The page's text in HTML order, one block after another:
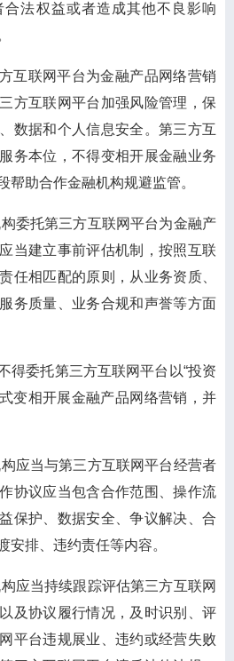
法权益或者造成其他不良影响
互联网平台为金融产品网络营销
方互联网平台加强风险管理，保
数据和个人信息安全。第三方互
务本位，不得变相开展金融业务
帮助合作金融机构规避监管。
委托第三方互联网平台为金融产
当建立事前评估机制，按照互联
任相匹配的原则，从业务资质、
务质量、业务合规和声誉等方面
得委托第三方互联网平台以“投资
变相开展金融产品网络营销，并
应当与第三方互联网平台经营者
协议应当包含合作范围、操作流
保护、数据安全、争议解决、合
安排、违约责任等内容。
应当持续跟踪评估第三方互联网
及协议履行情况，及时识别、评
平台违规展业、违约或经营失败